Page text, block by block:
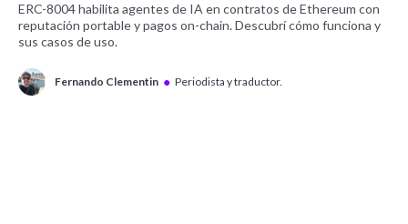
ERC-8004 habilita agentes de IA en contratos de Ethereum con
reputación portable y pagos on-chain. Descubrí cómo funciona y
sus casos de uso.
Fernando Clementin ● Periodista y traductor.